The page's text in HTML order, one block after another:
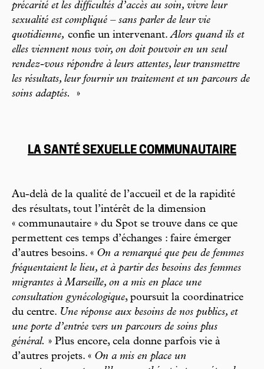
précarité et les difficultés d’accès au soin, vivre leur
sexualité est compliqué – sans parler de leur vie
quotidienne, confie un intervenant.Alors quand ils et
elles viennent nous voir, on doit pouvoir en un seul
rendez-vous répondre à leurs attentes, leur transmettre
les résultats, leur fournir un traitement et un parcours de
soins adaptés.
»
LA SANTÉ SEXUELLE COMMUNAUTAIRE
Au-delà de la qualité de l’accueil et de la rapidité
des résultats, tout l’intérêt de la dimension
« communautaire » du Spot se trouve dans ce que
permettent ces temps d’échanges : faire émerger
d’autres besoins. « On a remarqué que peu de femmes
fréquentaient le lieu, et à partir des besoins des femmes
migrantes à Marseille, on a mis en place une
consultation gynécologique, poursuit la coordinatrice
du centre. Une réponse aux besoins de nos publics, et
une porte d’entrée vers un parcours de soins plus
général. » Plus encore, cela donne parfois vie à
d’autres projets. « On a mis en place un